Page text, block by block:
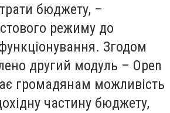
бюджету, –
режиму до
Згодом
другий модуль – Open
громадянам можливість
частину бюджету,